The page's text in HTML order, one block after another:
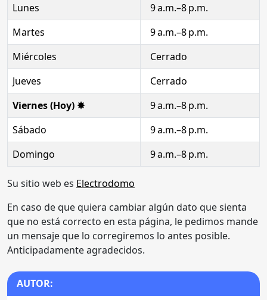
Lunes
9 a.m.–8 p.m.
Martes
9 a.m.–8 p.m.
Miércoles
Cerrado
Jueves
Cerrado
Viernes (Hoy) ✸
9 a.m.–8 p.m.
Sábado
9 a.m.–8 p.m.
Domingo
9 a.m.–8 p.m.
Su sitio web es Electrodomo
En caso de que quiera cambiar algún dato que sienta
que no está correcto en esta página, le pedimos mande
un mensaje que lo corregiremos lo antes posible.
Anticipadamente agradecidos.
AUTOR: